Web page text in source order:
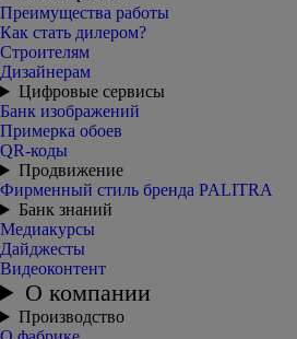
Преимущества работы
Как стать дилером?
Строителям
Дизайнерам
Цифровые сервисы
Банк изображений
Примерка обоев
QR-коды
Продвижение
Фирменный стиль бренда PALITRA
Банк знаний
Медиакурсы
Дайджесты
Видеоконтент
О компании
Производство